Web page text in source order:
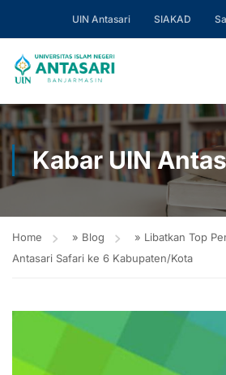
UIN Antasari SIAKAD
Kabar UIN
Home » Blog » Libatkan Top
Antasari Safari ke 6 Kabupaten/Kota